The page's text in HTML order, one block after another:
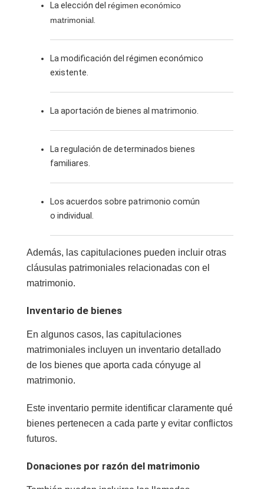
La elección del régimen económico
matrimonial.
La modificación del régimen económico
existente.
La aportación de bienes al matrimonio.
La regulación de determinados bienes
familiares.
Los acuerdos sobre patrimonio común
o individual.
Además, las capitulaciones pueden incluir otras
cláusulas patrimoniales relacionadas con el
matrimonio.
Inventario de bienes
En algunos casos, las capitulaciones
matrimoniales incluyen un inventario detallado
de los bienes que aporta cada cónyuge al
matrimonio.
Este inventario permite identificar claramente qué
bienes pertenecen a cada parte y evitar conflictos
futuros.
Donaciones por razón del matrimonio